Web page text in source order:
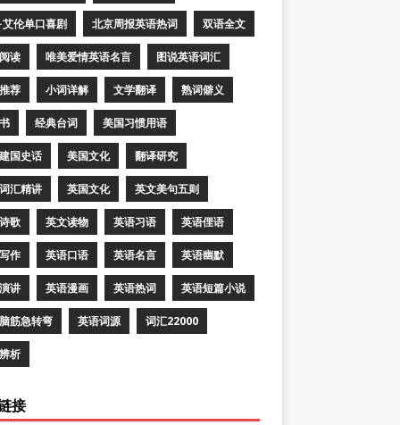
艾伦单口喜剧 北京周报英语热词 双语全文
读 唯美爱情英语名言 图说英语词汇
荐 小词详解 文学翻译 熟词僻义
经典台词 美国习惯用语
国史话 美国文化 翻译研究
汇精讲 英国文化 英文美句五则
歌 英文读物 英语习语 英语俚语
作 英语口语 英语名言 英语幽默
讲 英语漫画 英语热词 英语短篇小说
筋急转弯 英语词源 词汇22000
析
接